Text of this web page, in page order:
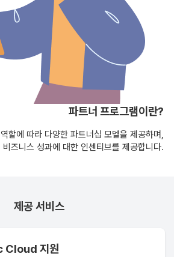
파트너 프로그램이란?
할에 따라 다양한 파트너십 모델을 제공하며,
비즈니스 성과에 대한 인센티브를 제공합니다.
제공 서비스
Cloud 지원